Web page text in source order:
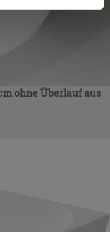
Schaltfläche
Wenn Sie auf
ohne Überlauf aus